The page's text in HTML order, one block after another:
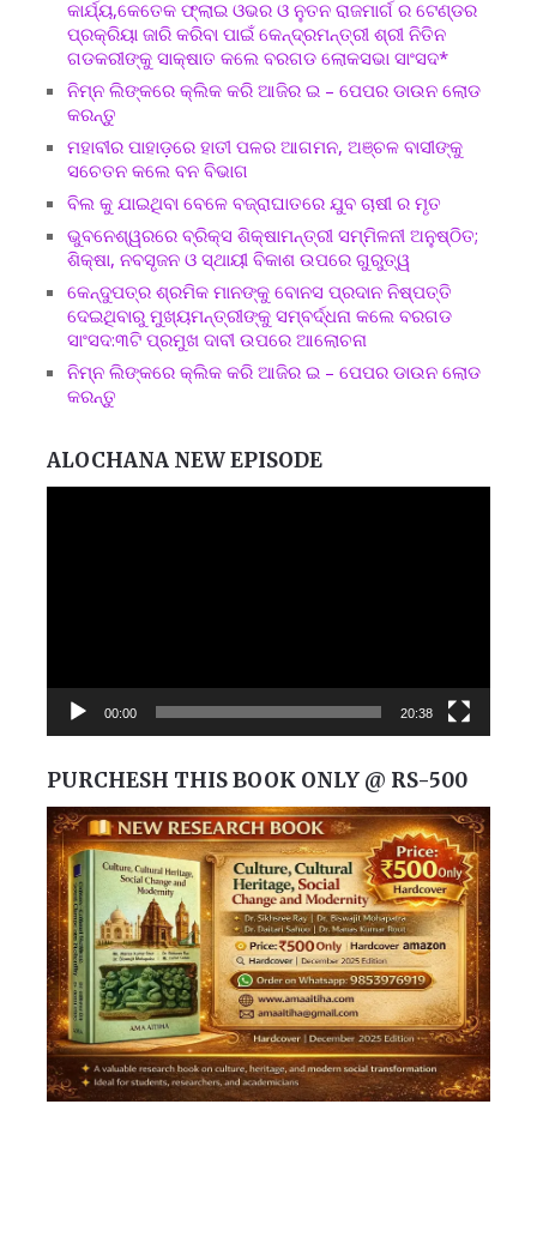
କାର୍ଯ୍ୟ,କେତେକ ଫ୍ଲାଇ ଓଭର ଓ ନୁତନ ରାଜମାର୍ଗ ର ଟେଣ୍ଡର
ପ୍ରକ୍ରିୟା ଜାରି କରିବା ପାଇଁ କେନ୍ଦ୍ରମନ୍ତ୍ରୀ ଶ୍ରୀ ନିତିନ
ଗଡକରୀଙ୍କୁ ସାକ୍ଷାତ କଲେ ବରଗଡ ଲୋକସଭା ସାଂସଦ*
ନିମ୍ନ ଲିଙ୍କରେ କ୍ଲିକ କରି ଆଜିର ଇ – ପେପର ଡାଉନ ଲୋଡ
କରନ୍ତୁ
ମହାବୀର ପାହାଡ଼ରେ ହାତୀ ପଳର ଆଗମନ, ଅଞ୍ଚଳ ବାସୀଙ୍କୁ
ସଚେତନ କଲେ ବନ ବିଭାଗ
ବିଲ କୁ ଯାଇଥିବା ବେଳେ ବଜ୍ରାଘାତରେ ଯୁବ ଚାଷୀ ର ମୃତ
ଭୁବନେଶ୍ୱରରେ ବ୍ରିକ୍ସ ଶିକ୍ଷାମନ୍ତ୍ରୀ ସମ୍ମିଳନୀ ଅନୁଷ୍ଠିତ;
ଶିକ୍ଷା, ନବସୃଜନ ଓ ସ୍ଥାୟୀ ବିକାଶ ଉପରେ ଗୁରୁତ୍ୱ
କେନ୍ଦୁପତ୍ର ଶ୍ରମିକ ମାନଙ୍କୁ ବୋନସ ପ୍ରଦାନ ନିଷ୍ପତ୍ତି
ଦେଇଥିବାରୁ ମୁଖ୍ୟମନ୍ତ୍ରୀଙ୍କୁ ସମ୍ବର୍ଦ୍ଧନା କଲେ ବରଗଡ
ସାଂସଦ:୩ଟି ପ୍ରମୁଖ ଦାବୀ ଉପରେ ଆଲୋଚନା
ନିମ୍ନ ଲିଙ୍କରେ କ୍ଲିକ କରି ଆଜିର ଇ – ପେପର ଡାଉନ ଲୋଡ
କରନ୍ତୁ
ALOCHANA NEW EPISODE
00:00 20:38
PURCHESH THIS BOOK ONLY @ RS-500